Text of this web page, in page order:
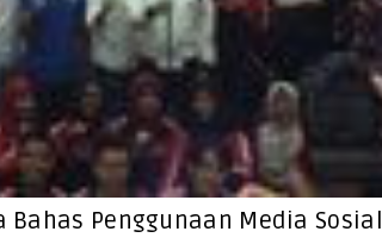
Penggunaan Media Sosial